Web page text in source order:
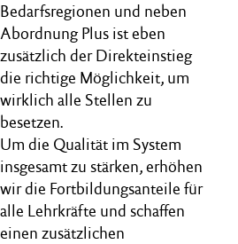
Bedarfsregionen und neben
Abordnung Plus ist eben
zusätzlich der Direkteinstieg
die richtige Möglichkeit, um
wirklich alle Stellen zu
besetzen.
Um die Qualität im System
insgesamt zu stärken, erhöhen
wir die Fortbildungsanteile für
alle Lehrkräfte und schaffen
einen zusätzlichen